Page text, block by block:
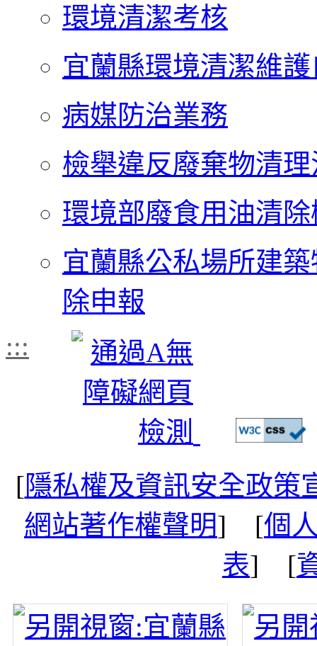
環境清潔考核
宜蘭縣環境清潔維
病媒防治業務
檢舉違反廢棄物清
環境部廢食用油清
宜蘭縣公私場所建
除申報
:::
[隱私權及資訊安全政策
網站著作權聲明] [個
表] [